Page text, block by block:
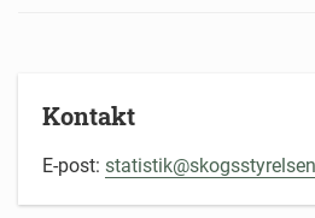
Kontakt
E-post: